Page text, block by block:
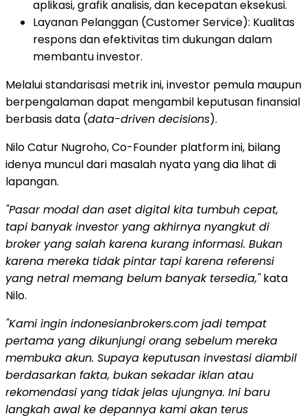
aplikasi, grafik analisis, dan kecepatan eksekusi.
Layanan Pelanggan (Customer Service): Kualitas
respons dan efektivitas tim dukungan dalam
membantu investor.
Melalui standarisasi metrik ini, investor pemula maupun
berpengalaman dapat mengambil keputusan finansial
berbasis data (data-driven decisions).
Nilo Catur Nugroho, Co-Founder platform ini, bilang
idenya muncul dari masalah nyata yang dia lihat di
lapangan.
"Pasar modal dan aset digital kita tumbuh cepat,
tapi banyak investor yang akhirnya nyangkut di
broker yang salah karena kurang informasi. Bukan
karena mereka tidak pintar tapi karena referensi
yang netral memang belum banyak tersedia,"kata
Nilo.
"Kami ingin indonesianbrokers.com jadi tempat
pertama yang dikunjungi orang sebelum mereka
membuka akun. Supaya keputusan investasi diambil
berdasarkan fakta, bukan sekadar iklan atau
rekomendasi yang tidak jelas ujungnya. Ini baru
langkah awal ke depannya kami akan terus